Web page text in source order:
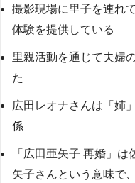
撮影現場に里子を連れ
体験を提供している
里親活動を通じて夫婦
た
広田レオナさんは「姉
係
「広田亜矢子 再婚」
矢子さんという意味で